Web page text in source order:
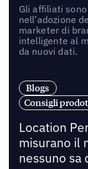
Gli affiliati
nell’adozione
marketer di
intelligente al
da nuovi dati.
Blogs
Consigli
Location
misurano il
nessuno sa